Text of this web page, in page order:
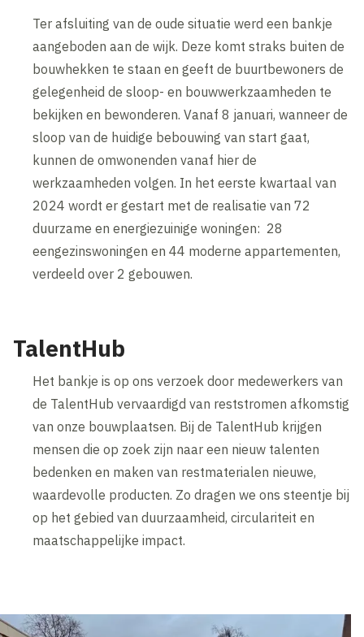
Ter afsluiting van de oude situatie werd een bankje
aangeboden aan de wijk. Deze komt straks buiten de
bouwhekken te staan en geeft de buurtbewoners de
gelegenheid de sloop- en bouwwerkzaamheden te
bekijken en bewonderen. Vanaf 8 januari, wanneer de
sloop van de huidige bebouwing van start gaat,
kunnen de omwonenden vanaf hier de
werkzaamheden volgen. In het eerste kwartaal van
2024 wordt er gestart met de realisatie van 72
duurzame en energiezuinige woningen: 28
eengezinswoningen en 44 moderne appartementen,
verdeeld over 2 gebouwen.
TalentHub
Het bankje is op ons verzoek door medewerkers van
de TalentHub vervaardigd van reststromen afkomstig
van onze bouwplaatsen. Bij de TalentHub krijgen
mensen die op zoek zijn naar een nieuw talenten
bedenken en maken van restmaterialen nieuwe,
waardevolle producten. Zo dragen we ons steentje bij
op het gebied van duurzaamheid, circulariteit en
maatschappelijke impact.